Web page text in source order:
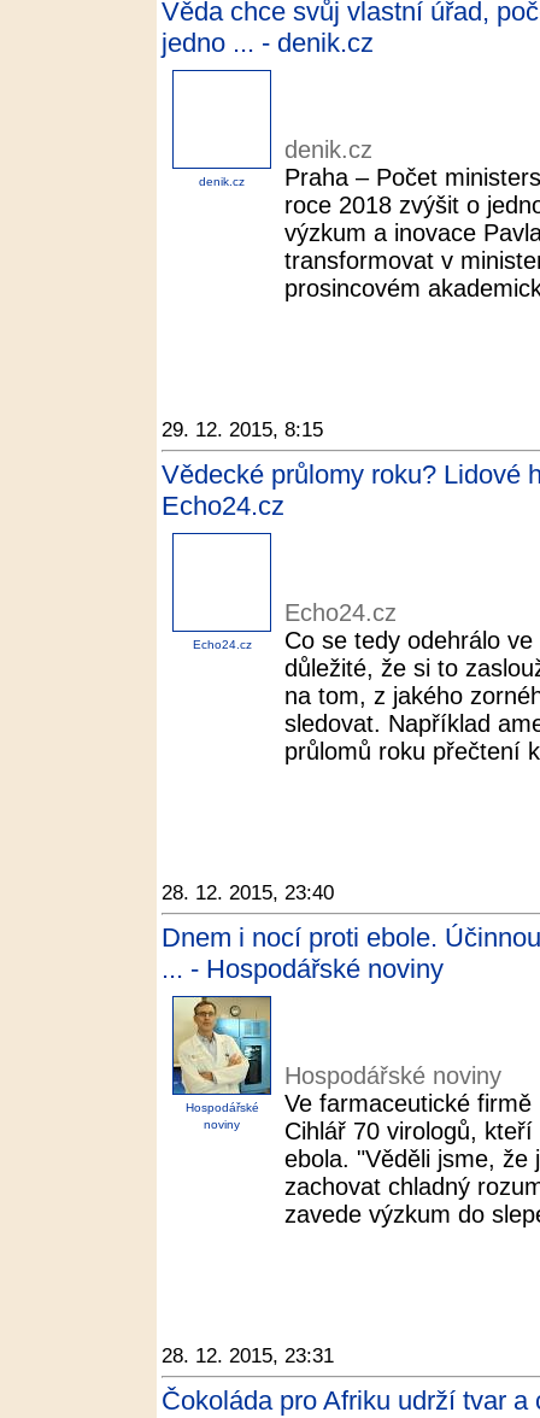
Věda chce svůj vlastní úřad,
jedno ... - denik.cz
denik.cz
denik.cz
Praha – Počet
roce 2018 zvýšit o
výzkum a inovace
transformovat v
prosincovém
29. 12. 2015, 8:15
Vědecké průlomy roku? Lidové
Echo24.cz
Echo24.cz
Echo24.cz
Co se tedy odehrálo
důležité, že si to
na tom, z jakého
sledovat. Například
průlomů roku přečtení
28. 12. 2015, 23:40
Dnem i nocí proti ebole.
... - Hospodářské noviny
Hospodářské
noviny
Hospodářské noviny
Ve farmaceutické
Cihlář 70 virologů,
ebola. "Věděli jsme, že
zachovat chladný
zavede výzkum do
28. 12. 2015, 23:31
Čokoláda pro Afriku udrží tvar